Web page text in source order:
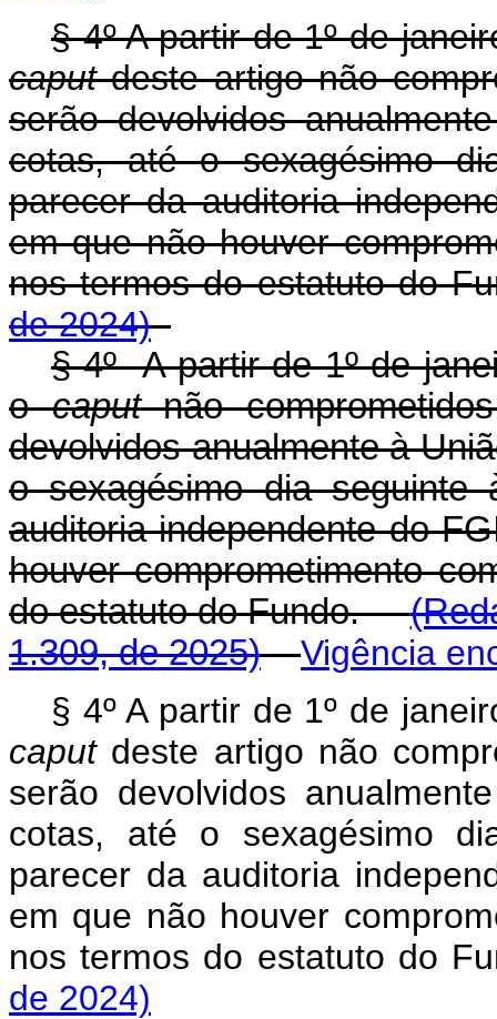
§ 4º A partir de 1º de
caputdeste artigo não
serão devolvidos
cotas, até o sexagésimo
parecer da auditoria
em que não houver
nos termos do estatuto do
de 2024)
§ 4º A partir de 1º de
ocaputnão
devolvidos anualmente à
o sexagésimo dia
auditoria independente do
houver comprometimento
do estatuto do Fundo.
1.309, de 2025)
Vigência
§ 4º A partir de 1º de
caputdeste artigo não
serão devolvidos
cotas, até o sexagésimo
parecer da auditoria
em que não houver
nos termos do estatuto do
de 2024)